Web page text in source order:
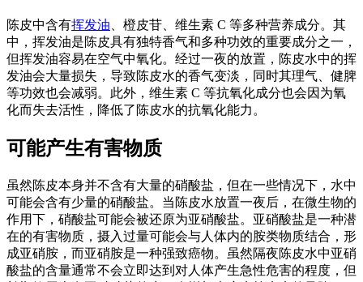
陈皮中含有挥发油、橙皮苷、维生素 C 等多种营养成分。其
中，挥发油是陈皮具有独特香气和多种功效的重要成分之一，
但挥发油容易在空气中氧化。经过一夜的放置，陈皮水中的挥
发油会大量损失，导致陈皮水的香气变淡，同时其理气、健脾
等功效也会减弱。此外，维生素 C 等抗氧化成分也会因为氧
化而失去活性，降低了陈皮水的抗氧化能力。
可能产生有害物质
虽然陈皮本身并不含有大量的硝酸盐，但在一些情况下，水中
可能会含有少量的硝酸盐。当陈皮水放置一夜后，在微生物的
作用下，硝酸盐可能会被还原为亚硝酸盐。亚硝酸盐是一种潜
在的有害物质，摄入过量可能会与人体内的胺类物质结合，形
成亚硝胺，而亚硝胺是一种强致癌物。虽然隔夜陈皮水中亚硝
酸盐的含量通常不会立即达到对人体产生急性危害的程度，但